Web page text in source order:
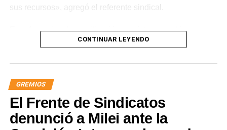
sus recursos», agregó el referente sindical.
En referencia a la movilización prevista para el jueves,
apuntó que «a Milei se le están terminando las balas y
movilizar para seguir repudiando a los senadores han
tergiversado su representación, porque debieran impulsar
y votar iniciativas para defender los intereses de nuestra
nación y no rematarla».
«Este es un avance significativo de la lucha. Quedó
CONTINUAR LEYENDO
GREMIOS
El Frente de Sindicatos
denunció a Milei ante la